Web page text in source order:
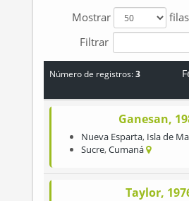
Mostrar
Filtrar
Número de registros:3
Ganesan,
Nueva Esparta, Isla de
Sucre,Cumaná
Taylor,